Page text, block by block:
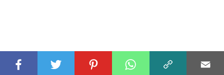
15 Fakten Über Neeman's
26 Fakten Über Stokes'sches